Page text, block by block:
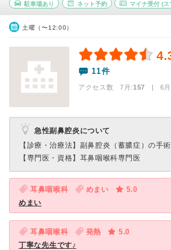
駐車場あり ネット予約 マイナ受付 (ス
土曜（〜12:00）
11件
アクセス数 7月:157 | 6月
急性副鼻腔炎について
【診療・治療法】 副鼻腔炎（蓄膿症）の手術
【専門医・資格】 耳鼻咽喉科専門医
耳鼻咽喉科 めまい
5.0
めまい
耳鼻咽喉科 発熱
5.0
丁寧な先生です♪